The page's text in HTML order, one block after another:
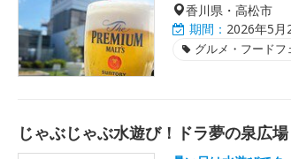
香川県・高松市
期間： 2026年5
グルメ・フードフ
じゃぶじゃぶ水遊び！ドラ夢の泉広場